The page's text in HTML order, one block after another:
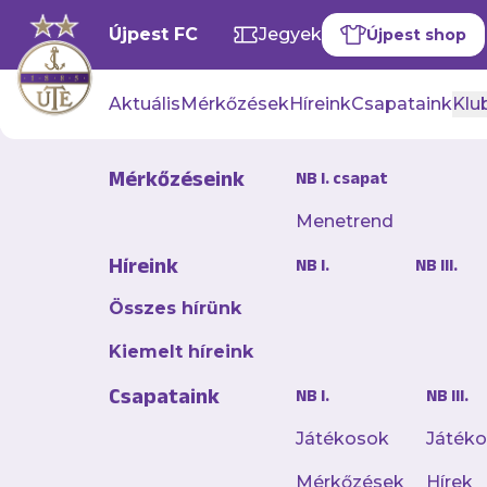
Újpest FC Jegyek Újpest shop
AktuálisMérkőzésekHíreinkCsapataink
Mérkőzéseink NB I. csapat
Menetrend
Híreink
Összes hírünk
Kiemelt híreink
NB I. NB III.
Csapataink NB I.
Játékosok
Mérkőzések
NB III.
Hírek
csapatunk
döntetlennel és
teremlabdarúgó